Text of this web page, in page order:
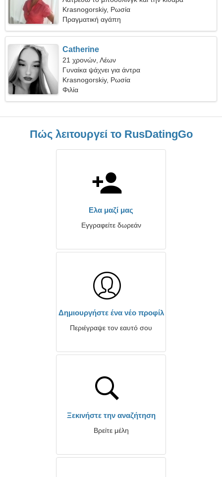
Krasnogorskiy, Ρωσία
Πραγματική αγάπη
Catherine
21 χρονών, Λέων
Γυναίκα ψάχνει για άντρα
Krasnogorskiy, Ρωσία
Φιλία
Πώς λειτουργεί το RusDatingGo
Ελα μαζί μας
Εγγραφείτε δωρεάν
Δημιουργήστε ένα νέο προφίλ
Περιέγραψε τον εαυτό σου
Ξεκινήστε την αναζήτηση
Βρείτε μέλη